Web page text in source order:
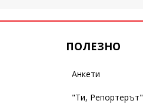
ПОЛЕЗНО
Анкети
"Ти, Репортерът"